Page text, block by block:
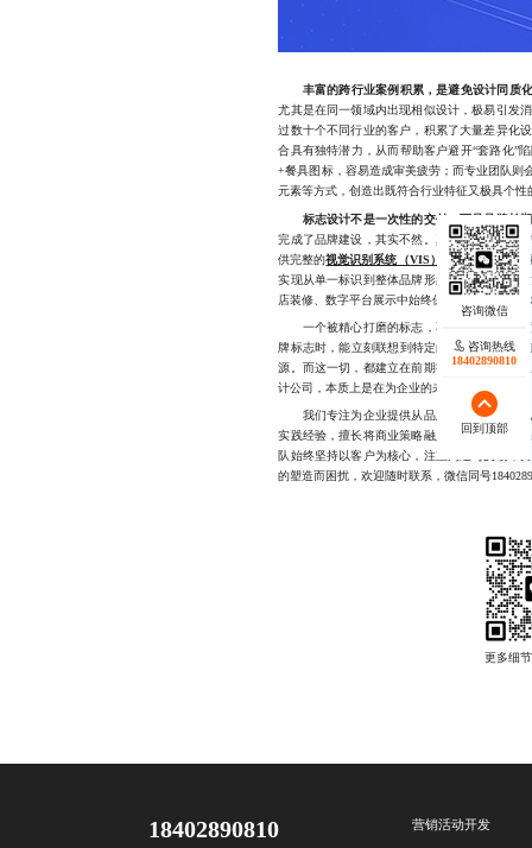
丰富的跨行业案例积累，是避免设计同质
尤其是在同一领域内出现相似设计，极易引发
过数十个不同行业的客户，积累了大量差异化
合具有独特潜力，从而帮助客户避开“套路化”
+餐具图标，容易造成审美疲劳；而专业团队则
元素等方式，创造出既符合行业特征又极具个性
标志设计不是一次性的交付，而是品牌长
完成了品牌建设，其实不然。真正的品牌资产
供完整的视觉识别系统（VIS）指导，包括标准
实现从单一标识到整体品牌形象的无缝衔接。
店装修、数字平台展示中始终保持一致形象，
一个被精心打磨的标志，不仅能提升辨识度
牌标志时，能立刻联想到特定的服务体验、价
源。而这一切，都建立在前期扎实的设计基础
计公司，本质上是在为企业的未来投资。
我们专注为企业提供从品牌定位到视觉落地
实践经验，擅长将商业策略融入视觉表达，确
队始终坚持以客户为核心，注重沟通与反馈，
的塑造而困扰，欢迎随时联系，微信同号
18402890810 营销活动开发
咨询热线
18402890810
回到顶部